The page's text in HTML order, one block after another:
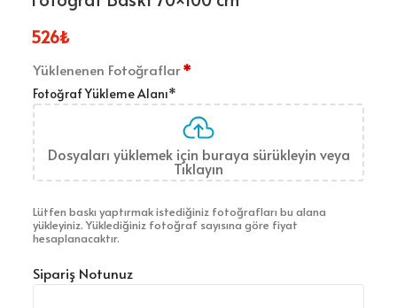
526₺
Yüklenenen Fotoğraflar*
Fotoğraf Yükleme Alanı*
Dosyaları yüklemek için buraya sürükleyin veya
Tıklayın
Lütfen baskı yaptırmak istediğiniz fotoğrafları bu alana
yükleyiniz. Yüklediğiniz fotoğraf sayısına göre fiyat
hesaplanacaktır.
Sipariş Notunuz